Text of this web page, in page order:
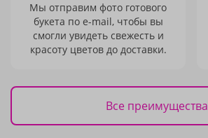
Мы отправим фото готового
букета по e-mail, чтобы вы
смогли увидеть свежесть и
красоту цветов до доставки.
Все преимущества